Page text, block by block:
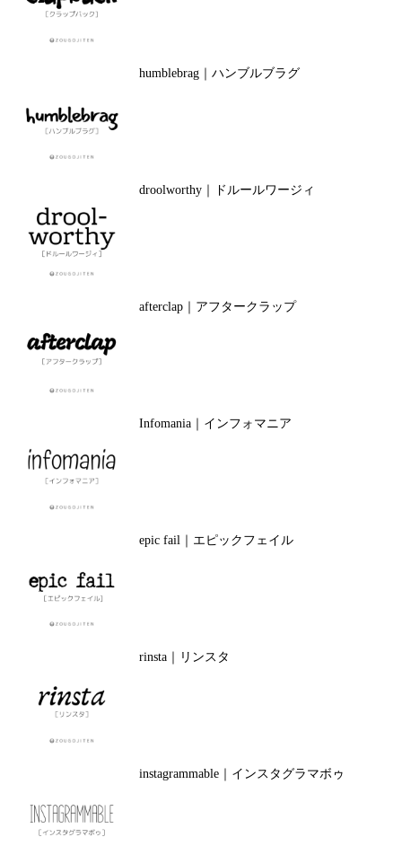
humblebrag｜ハンブルブラグ
droolworthy｜ドルールワージィ
afterclap｜アフタークラップ
Infomania｜インフォマニア
epic fail｜エピックフェイル
rinsta｜リンスタ
instagrammable｜インスタグラマボゥ